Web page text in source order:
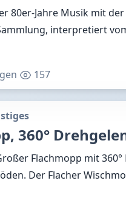
80er-Jahre Musik mit
interpretiert
157
360°
Flachmopp mit
Der Flacher